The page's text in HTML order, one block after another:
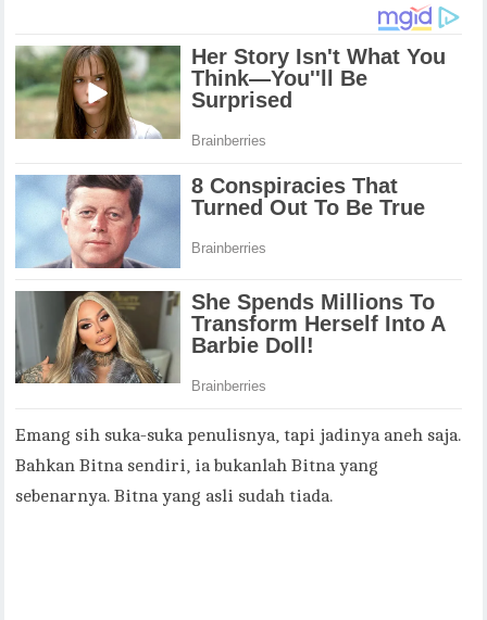
Emang sih suka-suka penulisnya, tapi jadinya aneh saja.
Bahkan Bitna sendiri, ia bukanlah Bitna yang
sebenarnya. Bitna yang asli sudah tiada.